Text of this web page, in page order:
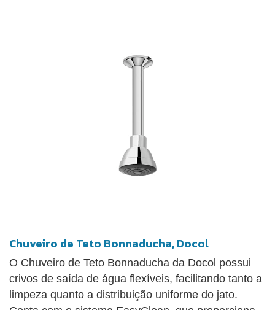
Chuveiro de Teto Bonnaducha, Docol
O Chuveiro de Teto Bonnaducha da Docol possui
crivos de saída de água flexíveis, facilitando tanto a
limpeza quanto a distribuição uniforme do jato.